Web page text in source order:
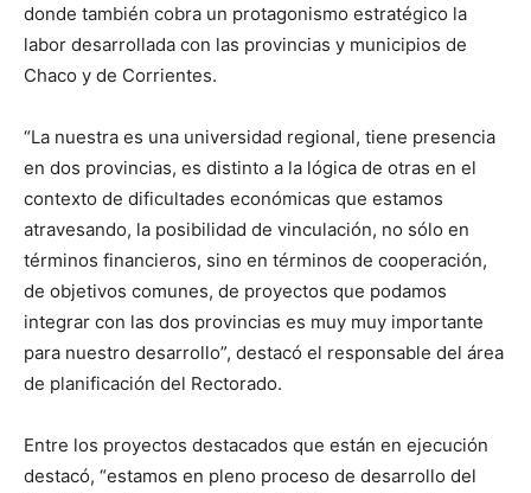
donde también cobra un protagonismo estratégico la
labor desarrollada con las provincias y municipios de
Chaco y de Corrientes.
“La nuestra es una universidad regional, tiene presencia
en dos provincias, es distinto a la lógica de otras en el
contexto de dificultades económicas que estamos
atravesando, la posibilidad de vinculación, no sólo en
términos financieros, sino en términos de cooperación,
de objetivos comunes, de proyectos que podamos
integrar con las dos provincias es muy muy importante
para nuestro desarrollo”, destacó el responsable del área
de planificación del Rectorado.
Entre los proyectos destacados que están en ejecución
destacó, “estamos en pleno proceso de desarrollo del